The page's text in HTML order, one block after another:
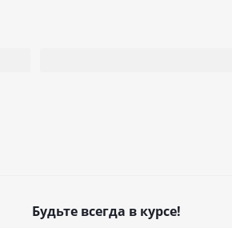
Будьте всегда в курсе!